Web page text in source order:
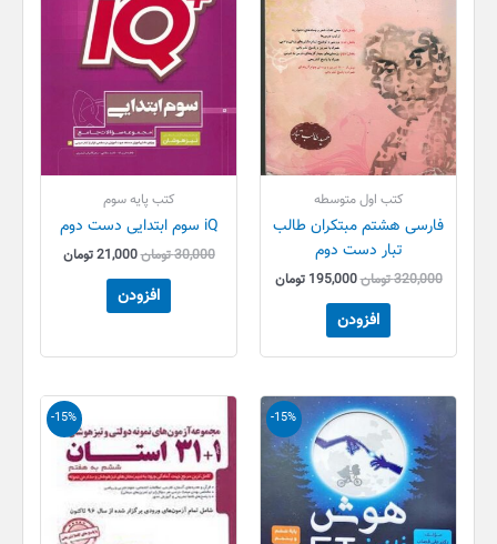
کتب اول متوسطه
فارسی هشتم مبتکران طالب
تبار دست دوم
320,000تومان195,000 تومان
افزودن
کتب پایه سوم
iQ سوم ابتدایی دست دوم
30,000تومان21,000تومان
افزودن
-15%
قیمت
اصلی
257,000 تومان
بود.
قیمت
فعلی
218,400 تومان
است.
-15%
قیمت
اصلی
110,000 تومان
بود.
قیمت
فعلی